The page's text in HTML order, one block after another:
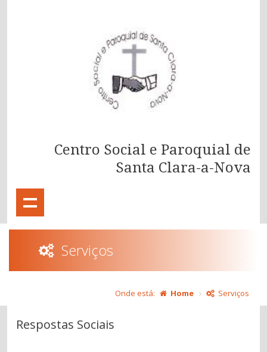
Centro Social e Paroquial de
Santa Clara-a-Nova
Serviços
Onde está: Home Serviços
Respostas Sociais